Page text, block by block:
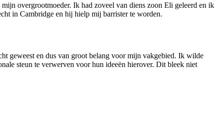
overgrootmoeder. Ik had zoveel van diens zoon Eli geleerd en ik
in Cambridge en hij hielp mij barrister te worden.
geweest en dus van groot belang voor mijn vakgebied. Ik wilde
steun te verwerven voor hun ideeën hierover. Dit bleek niet